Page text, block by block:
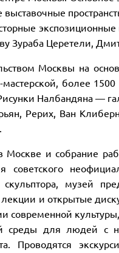
экспозиционные
Зураба Церетели,
Москвы на
более
Налбандяна —
Рерих, Ван
и собрание
музей
и открытые
современной
среды для людей с
Проводятся